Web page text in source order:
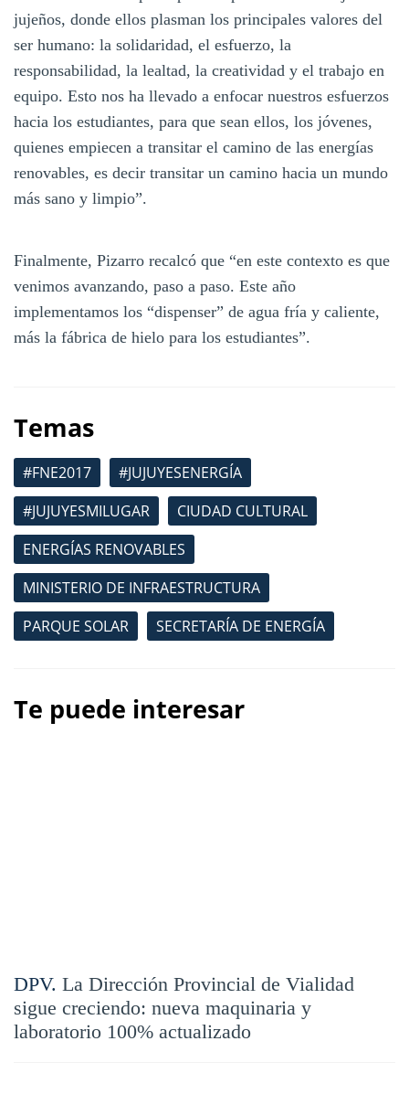
jujeños, donde ellos plasman los principales valores del
ser humano: la solidaridad, el esfuerzo, la
responsabilidad, la lealtad, la creatividad y el trabajo en
equipo. Esto nos ha llevado a enfocar nuestros esfuerzos
hacia los estudiantes, para que sean ellos, los jóvenes,
quienes empiecen a transitar el camino de las energías
renovables, es decir transitar un camino hacia un mundo
más sano y limpio”.
Finalmente, Pizarro recalcó que “en este contexto es que
venimos avanzando, paso a paso. Este año
implementamos los “dispenser” de agua fría y caliente,
más la fábrica de hielo para los estudiantes”.
Temas
#FNE2017
#JUJUYESENERGÍA
#JUJUYESMILUGAR
CIUDAD CULTURAL
ENERGÍAS RENOVABLES
MINISTERIO DE INFRAESTRUCTURA
PARQUE SOLAR
SECRETARÍA DE ENERGÍA
Te puede interesar
DPV. La Dirección Provincial de Vialidad
sigue creciendo: nueva maquinaria y
laboratorio 100% actualizado